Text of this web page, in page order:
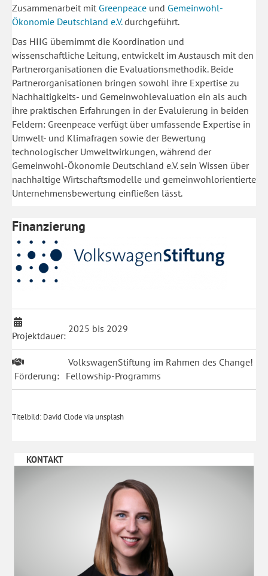
Zusammenarbeit mit Greenpeace und Gemeinwohl-
Ökonomie Deutschland e.V.durchgeführt.
Das HIIG übernimmt die Koordination und
wissenschaftliche Leitung, entwickelt im Austausch mit den
Partnerorganisationen die Evaluationsmethodik. Beide
Partnerorganisationen bringen sowohl ihre Expertise zu
Nachhaltigkeits- und Gemeinwohlevaluation ein als auch
ihre praktischen Erfahrungen in der Evaluierung in beiden
Feldern: Greenpeace verfügt über umfassende Expertise in
Umwelt- und Klimafragen sowie der Bewertung
technologischer Umweltwirkungen, während der
Gemeinwohl-Ökonomie Deutschland e.V. sein Wissen über
nachhaltige Wirtschaftsmodelle und gemeinwohlorientierte
Unternehmensbewertung einfließen lässt.
Finanzierung
Projektdauer:
2025 bis 2029
Förderung:
VolkswagenStiftung im Rahmen des Change!
Fellowship-Programms
Titelbild: David Clode via unsplash
KONTAKT